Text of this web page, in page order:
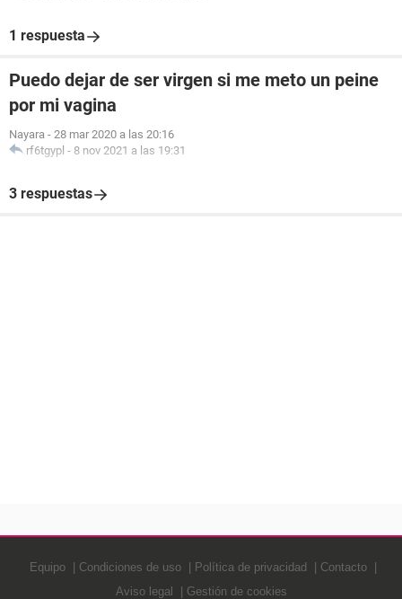
1 respuesta
Puedo dejar de ser virgen si me meto un peine
por mi vagina
Nayara - 28 mar 2020 a las 20:16
rf6tgypl - 8 nov 2021 a las 19:31
3 respuestas
Equipo Condiciones de uso Política de privacidad
Contacto
Aviso legal
Gestión de cookies